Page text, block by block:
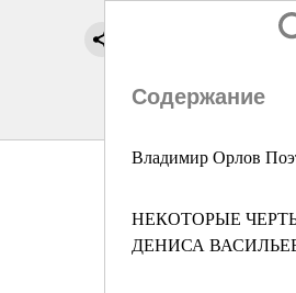
Содержание
Владимир Орлов
НЕКОТОРЫЕ
ДЕНИСА